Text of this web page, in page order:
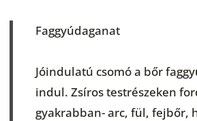
Faggyúdaganat
Jóindulatú csomó a bőr
indul. Zsíros testrészeken
gyakrabban- arc, fül, fejbőr,